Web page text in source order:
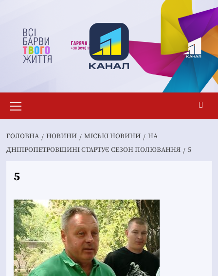
вмісту
меню
ГОЛОВНА НОВИНИ MІСЬКІ НОВИНИ
НА
ДНІПРОПЕТРОВЩИНІ СТАРТУЄ СЕЗОН ПОЛЮВАННЯ
5
5